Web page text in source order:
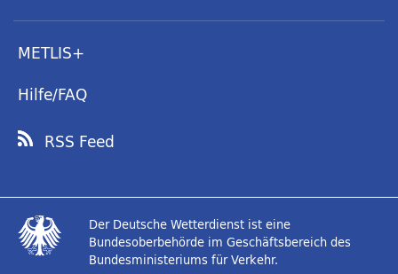
METLIS+
Hilfe/FAQ
RSS Feed
Der Deutsche Wetterdienst ist eine
Bundesoberbehörde im Geschäftsbereich des
Bundesministeriums für Verkehr.